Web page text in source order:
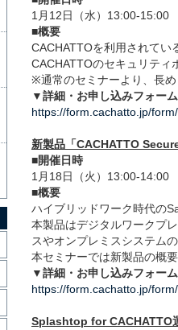
1月12日（水）13:00-15:00
■概要
CACHATTOを利用されてい
CACHATTOのセキュリティ
※通常のセミナーより、長め
▼詳細・お申し込みフォー
https://form.cachatto.jp/
新製品「CACHATTO
■開催日時
1月18日（火）13:00-14:00
■概要
ハイブリッドワーク時代の
本製品はデジタルワークプ
スやオンプレミスシステム
本セミナーでは新製品の概
▼詳細・お申し込みフォー
https://form.cachatto.jp/
Splashtop for CACHATTO